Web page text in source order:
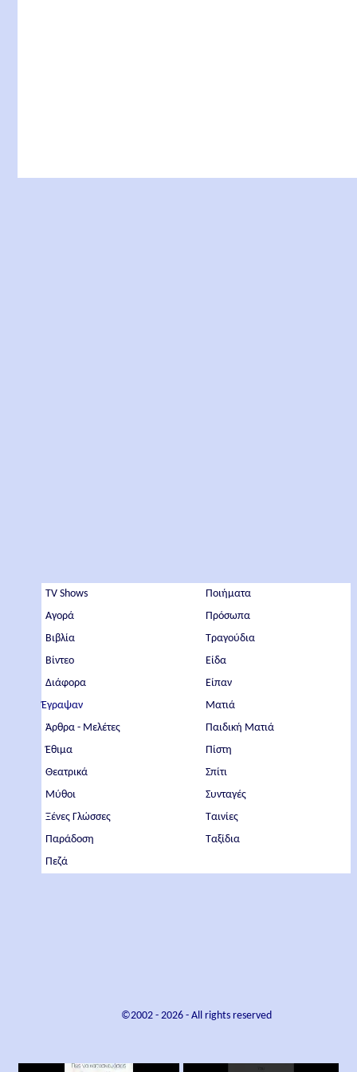
TV Shows
Αγορά
Βιβλία
Βίντεο
Διάφορα
Έγραψαν
Άρθρα - Μελέτες
Έθιμα
Θεατρικά
Μύθοι
Ξένες Γλώσσες
Παράδοση
Πεζά
Ποιήματα
Πρόσωπα
Τραγούδια
Είδα
Είπαν
Ματιά
Παιδική Ματιά
Πίστη
Σπίτι
Συνταγές
Ταινίες
Ταξίδια
©2002 - 2026- All rights reserved